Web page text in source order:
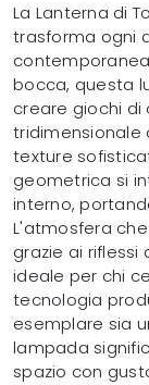
La Lanterna di
trasforma ogni
bocca, questa
creare giochi di
tridimensionale
texture
geometrica si
interno,
L'atmosfera
grazie ai
ideale per chi
tecnologia
esemplare sia
lampada
spazio con